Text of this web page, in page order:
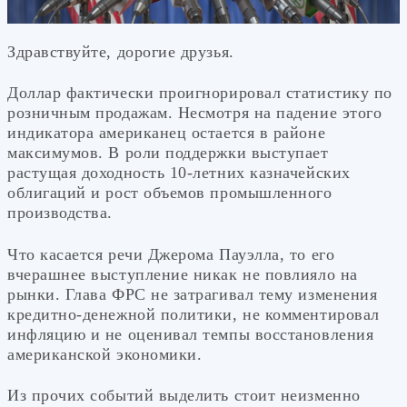
Здравствуйте, дорогие друзья.
Доллар фактически проигнорировал статистику по
розничным продажам. Несмотря на падение этого
индикатора американец остается в районе
максимумов. В роли поддержки выступает
растущая доходность 10-летних казначейских
облигаций и рост объемов промышленного
производства.
Что касается речи Джерома Пауэлла, то его
вчерашнее выступление никак не повлияло на
рынки. Глава ФРС не затрагивал тему изменения
кредитно-денежной политики, не комментировал
инфляцию и не оценивал темпы восстановления
американской экономики.
Из прочих событий выделить стоит неизменно